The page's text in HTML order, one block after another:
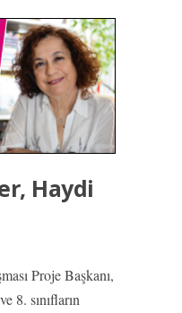
Haydi
Proje Başkanı,
8. sınıfların